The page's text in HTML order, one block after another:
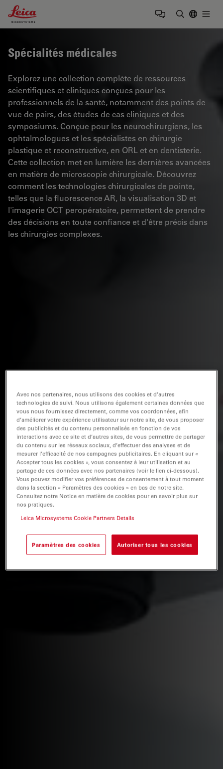
Leica Microsystems Logo
Spécialités médicales
Explorez une collection complète de ressources
scientifiques et cliniques conçues pour les
professionnels de la santé, notamment des points de
vue de pairs, des études de cas cliniques et des
symposiums. Conçue pour les neurochirurgiens, les
ophtalmologues et les spécialistes en chirurgie
plastique et reconstructive, en ORL et en dentisterie.
Cette collection met en lumière les dernières avancées
en matière de microscopie chirurgicale. Découvrez
comment les technologies chirurgicales de pointe,
telles que la fluorescence AR, la visualisation 3D et
l'imagerie OCT peropératoire, permettent de prendre
des décisions en toute confiance et d'être précis dans
les chirurgies complexes.
Avec nos partenaires, nous utilisons des cookies et d’autres
technologies de suivi. Nous utilisons également certaines données que
vous nous fournissez directement, comme vos coordonnées, afin
d’améliorer votre expérience utilisateur sur notre site, de vous proposer
des publicités et du contenu personnalisés en fonction de vos
interactions avec ce site et d’autres sites, de vous permettre de partager
du contenu sur les réseaux sociaux, d’effectuer des analyses et de
mesurer l’efficacité de nos campagnes publicitaires. En cliquant sur «
Accepter tous les cookies », vous consentez à leur utilisation et au
partage de ces données avec nos partenaires (voir le lien ci-dessous).
Vous pouvez modifier vos préférences de consentement à tout moment
dans la section « Paramètres des cookies » en bas de notre site.
Consultez notre Notice en matière de cookies pour en savoir plus sur
nos pratiques.
Leica Microsystems Cookie Partners Details
Paramètres des cookies Autoriser tous les cookies